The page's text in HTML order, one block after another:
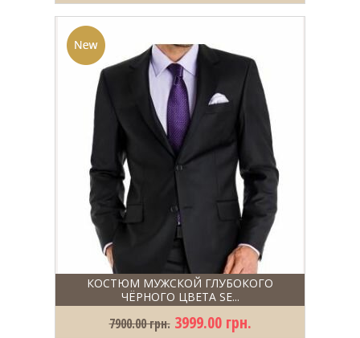
КОСТЮМ МУЖСКОЙ ГЛУБОКОГО
ЧЁРНОГО ЦВЕТА SE...
7900.00 грн. 3999.00 грн.